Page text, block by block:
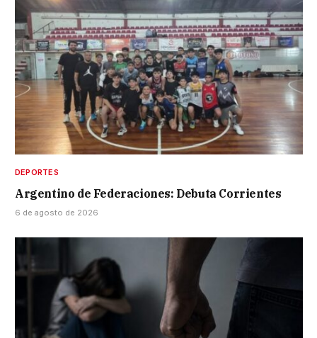
DEPORTES
Argentino de Federaciones: Debuta Corrientes
6 de agosto de 2026